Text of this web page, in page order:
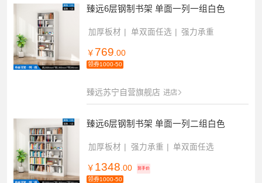
臻远6层钢制书架 单面一列一组白色
加厚板材 单双面任选 强力承重
￥ 769.00
领券1000-50
臻远苏宁自营旗舰店 进店
臻远6层钢制书架 单面一列二组白色
加厚板材 强力承重 单双面任选
￥ 1348 .00 到手价
领券1000-50